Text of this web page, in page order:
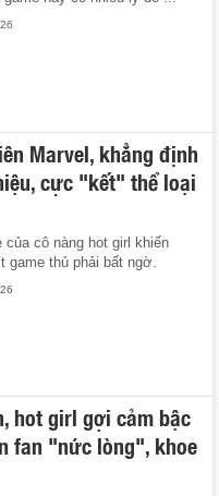
Marvel, khẳng định
cực "kết" thể loại
của cô nàng hot girl khiến
game thủ phải bất ngờ.
hot girl gợi cảm bậc
fan "nức lòng", khoe